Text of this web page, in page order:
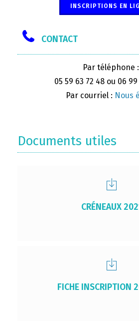
INSCRIPTIONS EN
CONTACT
Par téléphone :
05 59 63 72 48 ou 06
Par courriel : Nous
Documents utiles
CRÉNEAUX
FICHE INSCRIPTION